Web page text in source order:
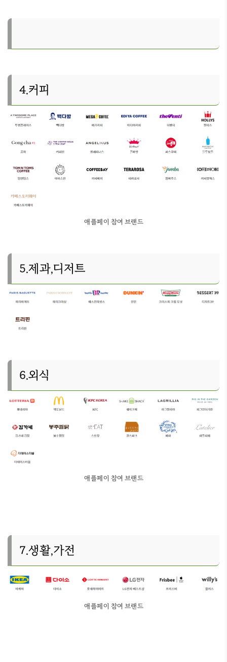
4.커피
애플페이 참여 브랜드
5.제과,디저트
6.외식
애플페이 참여 브랜드
7.생활,가전
애플페이 참여 브랜드